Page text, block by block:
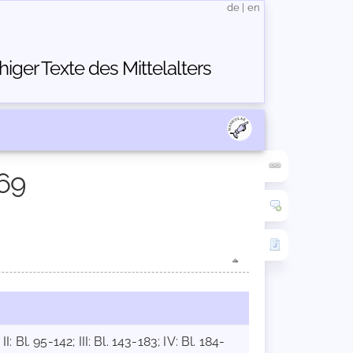
Texte des Mittelalters
de en
Bl. 95-142; III: Bl. 143-183; IV: Bl. 184-